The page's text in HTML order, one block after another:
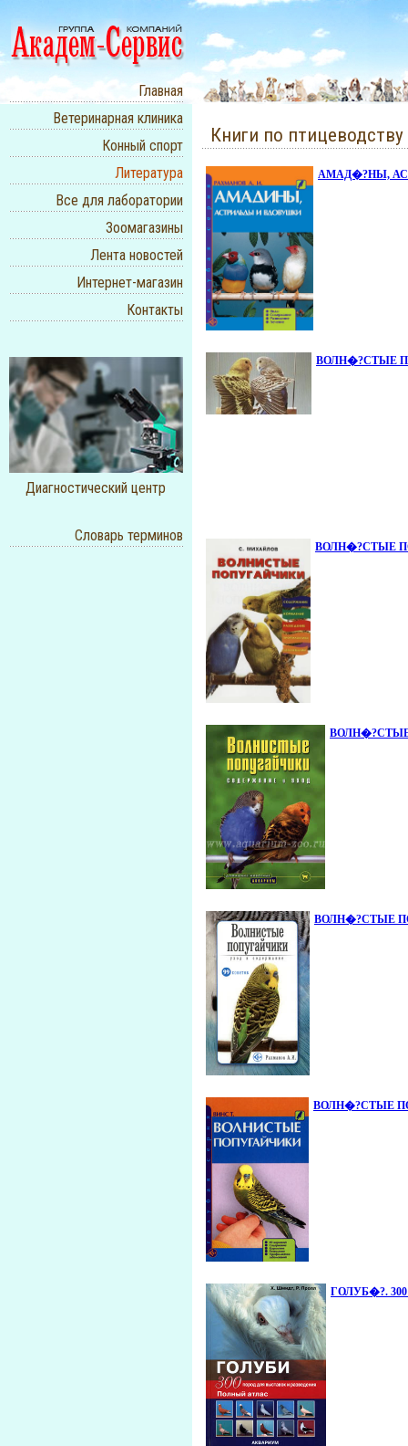
Главная
Ветеринарная клиника
Конный спорт
Литература
Все для лаборатории
Зоомагазины
Лента новостей
Интернет-магазин
Контакты
Диагностический центр
Словарь терминов
Книги по птицеводству
АМАД�?НЫ,
ВОЛН�?СТЫЕ
ВОЛН�?СТЫЕ
ВОЛН�?СТЫЕ
ВОЛН�?СТЫЕ
ВОЛН�?СТЫЕ
ГОЛУБ�?. 300